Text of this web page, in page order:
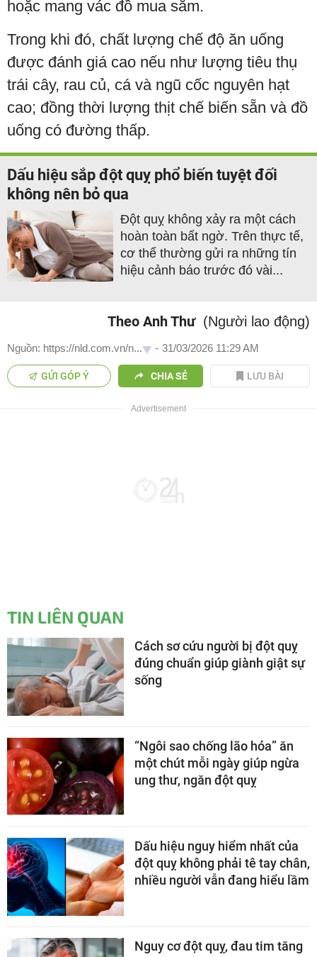
hoặc mang vác đồ mua sắm.
Trong khi đó, chất lượng chế độ ăn uống
được đánh giá cao nếu như lượng tiêu thụ
trái cây, rau củ, cá và ngũ cốc nguyên hạt
cao; đồng thời lượng thịt chế biến sẵn và đồ
uống có đường thấp.
Dấu hiệu sắp đột quỵ phổ biến tuyệt đối
không nên bỏ qua
Đột quỵ không xảy ra một cách
hoàn toàn bất ngờ. Trên thực tế,
cơ thể thường gửi ra những tín
hiệu cảnh báo trước đó vài...
Theo Anh Thư (Người lao động)
Nguồn: https://nld.com.vn/n... - 31/03/2026 11:29 AM
GỬI GÓP Ý CHIA SẺ LƯU BÀI
TIN LIÊN QUAN
Cách sơ cứu người bị đột quỵ
đúng chuẩn giúp giành giật sự
sống
“Ngôi sao chống lão hóa” ăn
một chút mỗi ngày giúp ngừa
ung thư, ngăn đột quỵ
Dấu hiệu nguy hiểm nhất của
đột quỵ không phải tê tay chân,
nhiều người vẫn đang hiểu lầm
Nguy cơ đột quỵ, đau tim tăng